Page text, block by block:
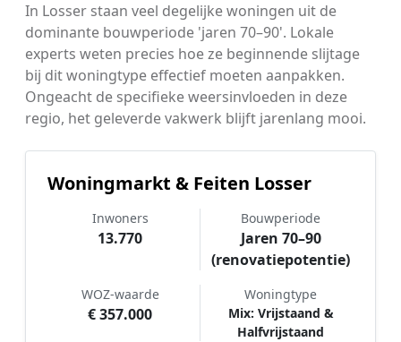
In Losser staan veel degelijke woningen uit de
dominante bouwperiode 'jaren 70–90'. Lokale
experts weten precies hoe ze beginnende slijtage
bij dit woningtype effectief moeten aanpakken.
Ongeacht de specifieke weersinvloeden in deze
regio, het geleverde vakwerk blijft jarenlang mooi.
Woningmarkt & Feiten Losser
Inwoners
13.770
Bouwperiode
Jaren 70–90
(renovatiepotentie)
WOZ-waarde
€ 357.000
Woningtype
Mix: Vrijstaand &
Halfvrijstaand